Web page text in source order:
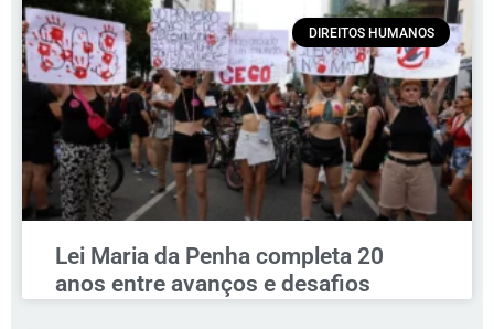
DIREITOS HUMANOS
Lei Maria da Penha completa 20
anos entre avanços e desafios